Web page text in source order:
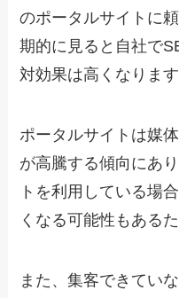
のポータルサイトに
期的に見ると自社で
対効果は高くなります
ポータルサイトは媒
が高騰する傾向にあ
トを利用している場
くなる可能性もある
また、集客できてい